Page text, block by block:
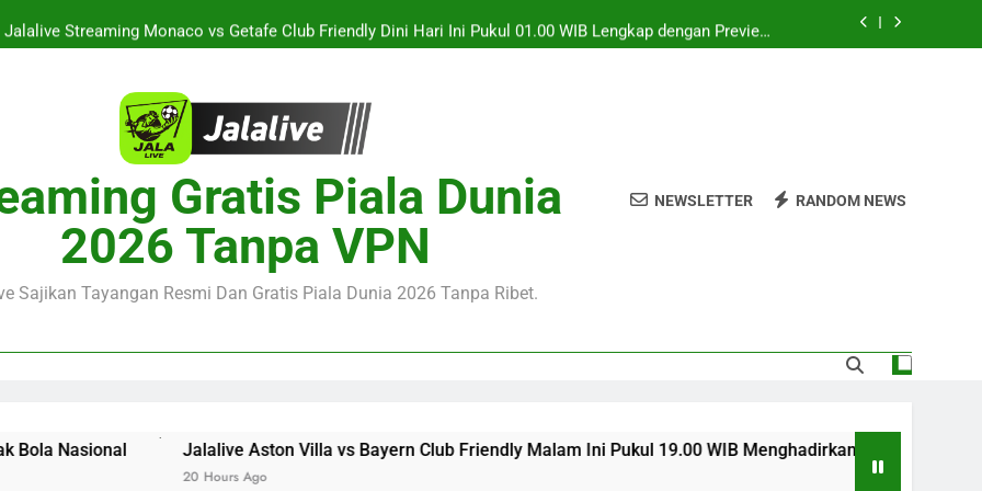
Jalalive Streaming Monaco vs Getafe Club Friendly Dini Hari Ini Pukul 01.00 WIB Lengkap dengan Preview
Pertandingan dan Fakta Menarik
Streaming Singapura vs Indonesia Piala ASEAN Malam Ini Pukul 20.00 WIB di Jalalive Menjadi Sajian
Jalalive Aston Villa vs Bayern Club Friendly Malam Ini Pukul 19.00 WIB Menghadirkan Berita Terbaru Duel
Persahabatan Dua Klub Terkenal Dari Inggris Dan Jerman
Jalalive Streaming Monaco vs Getafe Club Friendly Dini Hari Ini Pukul 01.00 WIB Lengkap dengan Preview
KuPS vs U Craiova Liga Eropa UEFA Malam Ini Pukul 22.00 WIB Jadi Sorotan Besar Pecinta Sepak Bola
Gratis Piala Dunia
2026 Tanpa VPN
Sajikan Tayangan Resmi Dan Gratis Piala Dunia 2026 Tanpa Ribet.
NEWSLETTER RANDOM NEWS
Jalalive Aston Villa vs Bayern Club Friendly Malam Ini Pukul 19.00 WIB Menghadirkan Berita Terbaru Duel